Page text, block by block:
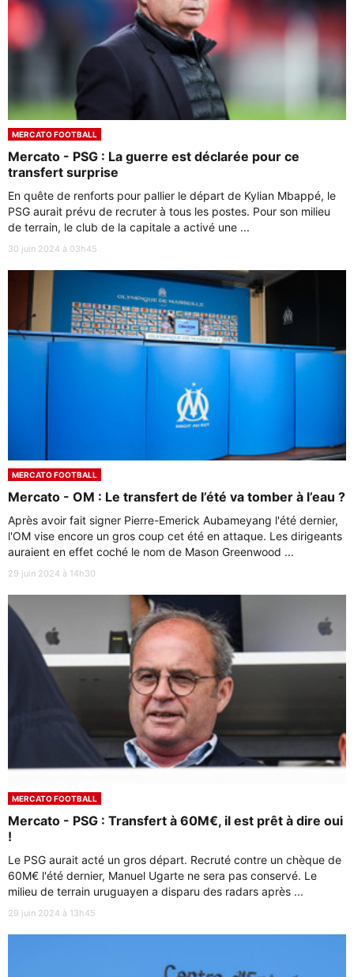
MERCATO FOOTBALL
Mercato - PSG : La guerre est déclarée pour ce
transfert surprise
En quête de renforts pour pallier le départ de Kylian Mbappé, le
PSG aurait prévu de recruter à tous les postes. Pour son milieu
de terrain, le club de la capitale a activé une ...
30 juin 2024 à 03h45
MERCATO FOOTBALL
Mercato - OM : Le transfert de l’été va tomber à l’eau ?
Après avoir fait signer Pierre-Emerick Aubameyang l'été dernier,
l'OM vise encore un gros coup cet été en attaque. Les dirigeants
auraient en effet coché le nom de Mason Greenwood ...
29 juin 2024 à 14h30
MERCATO FOOTBALL
Mercato - PSG : Transfert à 60M€, il est prêt à dire oui
!
Le PSG aurait acté un gros départ. Recruté contre un chèque de
60M€ l'été dernier, Manuel Ugarte ne sera pas conservé. Le
milieu de terrain uruguayen a disparu des radars après ...
29 juin 2024 à 13h45